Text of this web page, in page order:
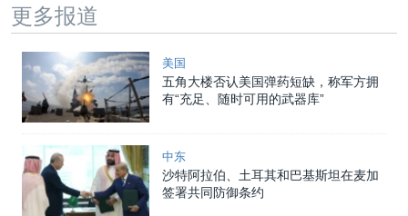
更多报道
美国
五角大楼否认美国弹药短缺，称军方拥
有“充足、随时可用的武器库”
中东
沙特阿拉伯、土耳其和巴基斯坦在麦加
签署共同防御条约